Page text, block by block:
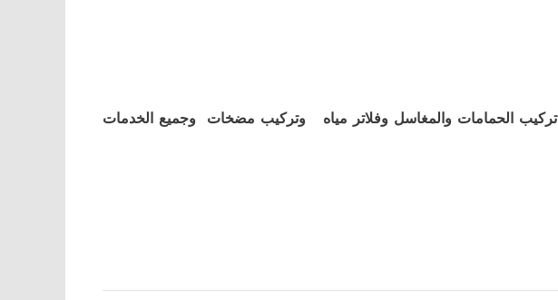
الحمامات والمغاسل وفلاتر مياه وتركيب مضخات وجميع الخدمات